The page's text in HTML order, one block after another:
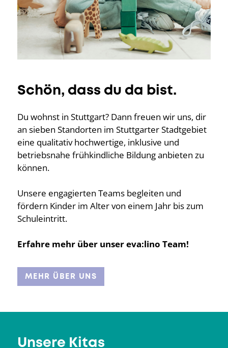
Schön, dass du da bist.
Du wohnst in Stuttgart? Dann freuen wir uns, dir
an sieben Standorten im Stuttgarter Stadtgebiet
eine qualitativ hochwertige, inklusive und
betriebsnahe frühkindliche Bildung anbieten zu
können.
Unsere engagierten Teams begleiten und
fördern Kinder im Alter von einem Jahr bis zum
Schuleintritt.
Erfahre mehr über unser eva:lino Team!
MEHR ÜBER UNS
Unsere Kitas